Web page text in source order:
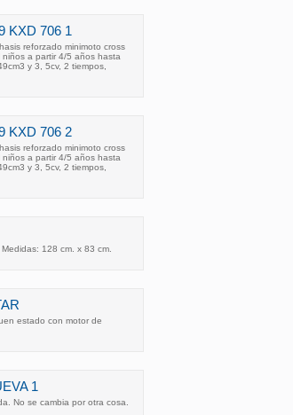
KXD 706 1
reforzado minimoto cross
a partir 4/5 años hasta
y 3, 5cv, 2 tiempos,
KXD 706 2
reforzado minimoto cross
a partir 4/5 años hasta
y 3, 5cv, 2 tiempos,
128 cm. x 83 cm.
estado con motor de
1
No se cambia por otra cosa.